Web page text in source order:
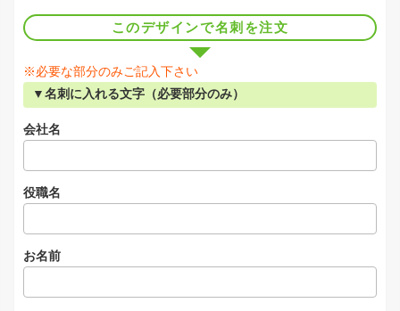
このデザインで名刺を注文
※必要な部分のみご記入下さい
▼名刺に入れる文字（必要部分のみ）
会社名
役職名
お名前